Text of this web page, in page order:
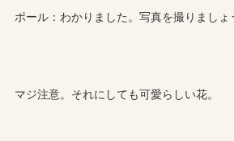
ポール：わかりました。写真を撮りましょ
マジ注意。それにしても可愛らしい花。